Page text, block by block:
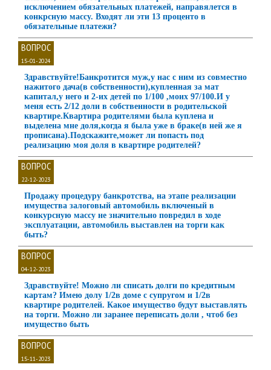
исключением обязательных платежей, направялется в
конкрсную массу. Входят ли эти 13 проценто в
обязательные платежи?
ВОПРОС
15-01-2024
Здравствуйте!Банкротится муж,у нас с ним из совместно
нажитого дача(в собственности),купленная за мат
капитал,у него и 2-их детей по 1/100 ,моих 97/100.И у
меня есть 2/12 доли в собственности в родительской
квартире.Квартира родителями была куплена и
выделена мне доля,когда я была уже в браке(в ней же я
прописана).Подскажите,может ли попасть под
реализацию моя доля в квартире родителей?
ВОПРОС
22-12-2023
Продажу процедуру банкротства, на этапе реализации
имущества залоговый автомобиль включеный в
конкурсную массу не значительно повредил в ходе
эксплуатации, автомобиль выставлен на торги как
быть?
ВОПРОС
04-12-2023
Здравствуйте! Можно ли списать долги по кредитным
картам? Имею долу 1/2в доме с супругом и 1/2в
квартире родителей. Какое имущество будут выставлять
на торги. Можно ли заранее переписать доли , чтоб без
имущество быть
ВОПРОС
15-11-2023